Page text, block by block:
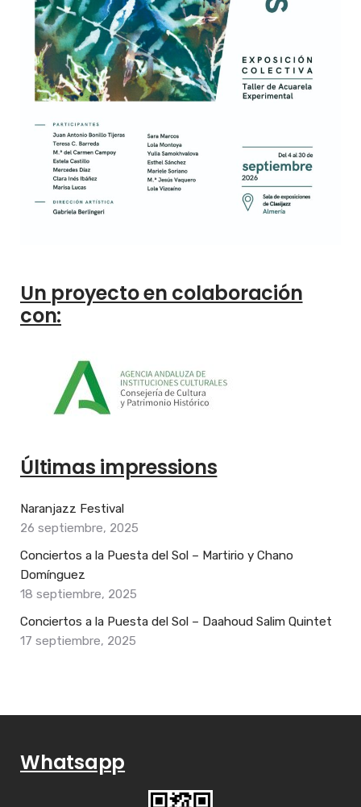
Un proyecto en colaboración
con:
Últimas impressions
Naranjazz Festival
26 septiembre, 2025
Conciertos a la Puesta del Sol – Martirio y Chano
Domínguez
18 septiembre, 2025
Conciertos a la Puesta del Sol – Daahoud Salim Quintet
17 septiembre, 2025
Whatsapp